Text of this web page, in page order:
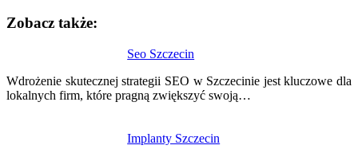
Zobacz także:
Seo Szczecin
Wdrożenie skutecznej strategii SEO w Szczecinie jest kluczowe dla
lokalnych firm, które pragną zwiększyć swoją…
Implanty Szczecin
wpisu